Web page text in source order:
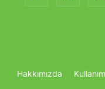
Hakkımızda